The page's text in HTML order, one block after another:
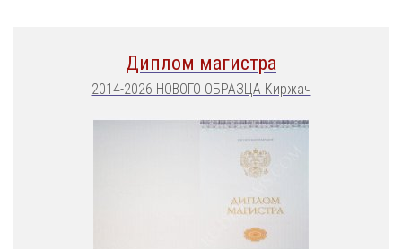
Диплом магистра
2014-2026 НОВОГО ОБРАЗЦА Киржач